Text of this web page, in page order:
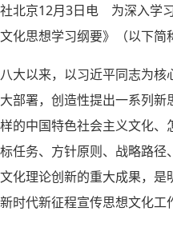
北京12月3日电 为深入学习
化思想学习纲要》（以下简
大以来，以习近平同志为
部署，创造性提出一系列
的中国特色社会主义文化
任务、方针原则、战略路
化理论创新的重大成果，
时代新征程宣传思想文化工